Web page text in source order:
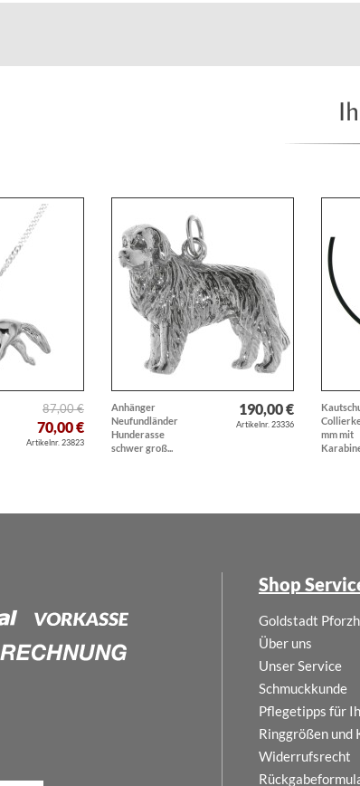
87,00 €
70,00 €
Artikelnr. 23823
Anhänger
Neufundländer
Hunderasse
schwer groß...
190,00 €
Artikelnr. 23336
mm mit
Shop
Goldstadt
Über uns
Unser Service
Schmuckkunde
Pflegetipps für
Ringgrößen und
Widerrufsrecht